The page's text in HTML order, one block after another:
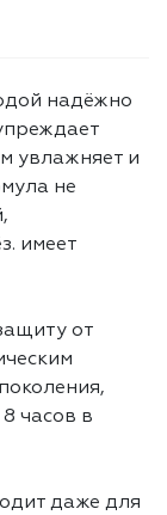
надёжно
увлажняет и
не
имеет
от
часов в
даже для